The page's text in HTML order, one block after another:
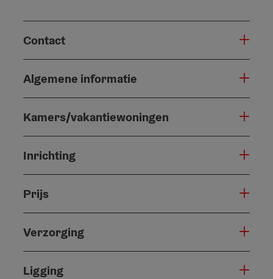
Contact
Algemene informatie
Kamers/vakantiewoningen
Inrichting
Prijs
Verzorging
Ligging